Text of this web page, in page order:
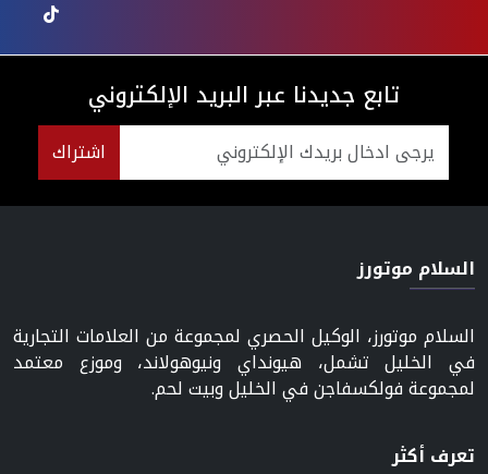
تابع جديدنا عبر البريد الإلكتروني
اشتراك
السلام موتورز
السلام موتورز، الوكيل الحصري لمجموعة من العلامات التجارية
في الخليل تشمل، هيونداي ونيوهولاند، وموزع معتمد
لمجموعة فولكسفاجن في الخليل وبيت لحم.
تعرف أكثر